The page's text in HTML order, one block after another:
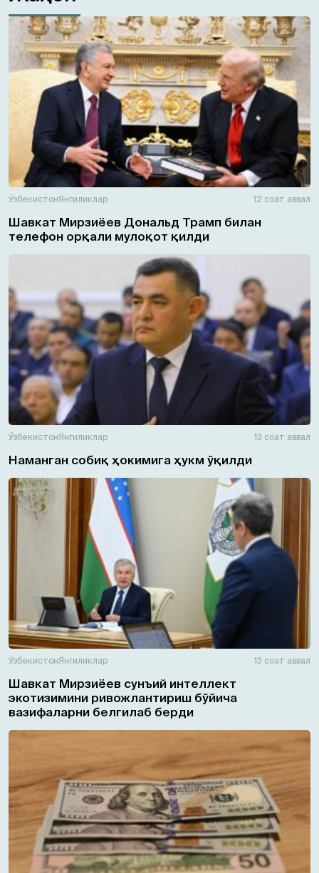
ЎзбекистонЯнгиликлар 12 соат аввал
Шавкат Мирзиёев Дональд Трамп билан
телефон орқали мулоқот қилди
ЎзбекистонЯнгиликлар 13 соат аввал
Наманган собиқ ҳокимига ҳукм ўқилди
ЎзбекистонЯнгиликлар 13 соат аввал
Шавкат Мирзиёев сунъий интеллект
экотизимини ривожлантириш бўйича
вазифаларни белгилаб берди